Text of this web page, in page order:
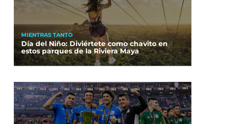
MIENTRAS TANTO
Día del Niño: Diviértete como chavito en
estos parques de la Riviera Maya